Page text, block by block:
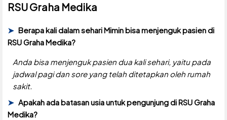
RSU Graha Medika
Berapa kali dalam sehari Mimin bisa menjenguk pasien di
RSU Graha Medika?
Anda bisa menjenguk pasien dua kali sehari, yaitu pada
jadwal pagi dan sore yang telah ditetapkan oleh rumah
sakit.
Apakah ada batasan usia untuk pengunjung di RSU Graha
Medika?